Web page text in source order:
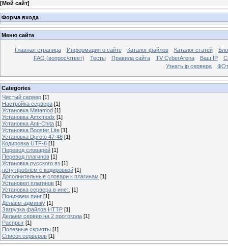
[Мой сайт]
Форма входа
Меню сайта
Главная страница Информация о сайте Каталог файлов Каталог статей
FAQ (вопрос/ответ)
Тесты Правила сайта TV CyberArena Ваш IP
Узнать ip сервера
Categories
Чистый сервер [1]
Настройка сервера [1]
Установка Matamod [1]
Установка Amxmodx [1]
Установка Anti-Chita [1]
Установка Booster Lite [1]
Установка Dproto 47-48 [1]
Кодировка UTF-8 [1]
Перевод словарей [1]
Перевод плагинов [1]
Установка русского яз [1]
нету проблем с кодировкой [1]
Дополнительные словари к плагинам [1]
Установеп плагинов [1]
Установка сервера в инет. [1]
Понижаем пинг [1]
Делаем админку [1]
Загрузка файлов HTTP [1]
Делаем сервер на 2 протокола [1]
Распрыг [1]
Полезные скрипты [1]
Список серверов [1]